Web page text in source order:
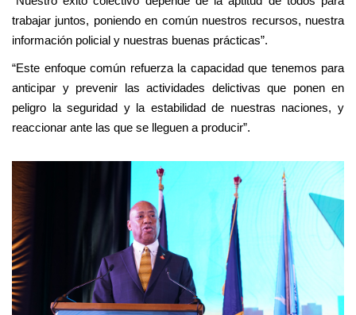
trabajar juntos, poniendo en común nuestros recursos, nuestra
información policial y nuestras buenas prácticas”.
“Este enfoque común refuerza la capacidad que tenemos para
anticipar y prevenir las actividades delictivas que ponen en
peligro la seguridad y la estabilidad de nuestras naciones, y
reaccionar ante las que se lleguen a producir”.